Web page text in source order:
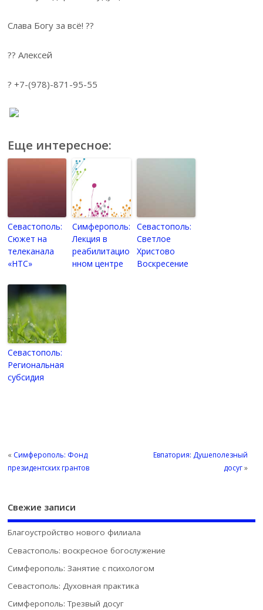
Слава Богу за всё! ??
?? Алексей
? +7-(978)-871-95-55
Еще интересное:
Севастополь:
Сюжет на
телеканала
«НТС»
Симферополь:
Лекция в
реабилитацио
нном центре
Севастополь:
Светлое
Христово
Воскресение
Севастополь:
Региональная
субсидия
« Симферополь: Фонд
президентских грантов
Евпатория: Душеполезный
досуг»
Свежие записи
Благоустройство нового филиала
Севастополь: воскресное богослужение
Симферополь: Занятие с психологом
Севастополь: Духовная практика
Симферополь: Трезвый досуг